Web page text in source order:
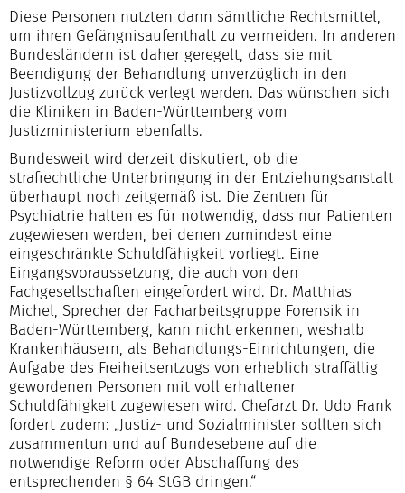
Diese Personen nutzten dann sämtliche Rechtsmittel,
um ihren Gefängnisaufenthalt zu vermeiden. In anderen
Bundesländern ist daher geregelt, dass sie mit
Beendigung der Behandlung unverzüglich in den
Justizvollzug zurück verlegt werden. Das wünschen sich
die Kliniken in Baden-Württemberg vom
Justizministerium ebenfalls.
Bundesweit wird derzeit diskutiert, ob die
strafrechtliche Unterbringung in der Entziehungsanstalt
überhaupt noch zeitgemäß ist. Die Zentren für
Psychiatrie halten es für notwendig, dass nur Patienten
zugewiesen werden, bei denen zumindest eine
eingeschränkte Schuldfähigkeit vorliegt. Eine
Eingangsvoraussetzung, die auch von den
Fachgesellschaften eingefordert wird. Dr. Matthias
Michel, Sprecher der Facharbeitsgruppe Forensik in
Baden-Württemberg, kann nicht erkennen, weshalb
Krankenhäusern, als Behandlungs-Einrichtungen, die
Aufgabe des Freiheitsentzugs von erheblich straffällig
gewordenen Personen mit voll erhaltener
Schuldfähigkeit zugewiesen wird. Chefarzt Dr. Udo Frank
fordert zudem: „Justiz- und Sozialminister sollten sich
zusammentun und auf Bundesebene auf die
notwendige Reform oder Abschaffung des
entsprechenden § 64 StGB dringen.“